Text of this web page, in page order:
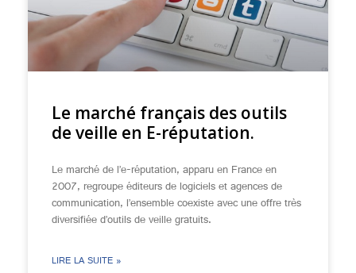
Le marché français des outils
de veille en E-réputation.
Le marché de l’e-réputation, apparu en France en
2007, regroupe éditeurs de logiciels et agences de
communication, l’ensemble coexiste avec une offre très
diversifiée d’outils de veille gratuits.
LIRE LA SUITE »